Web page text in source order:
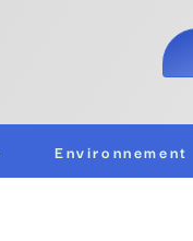
Environnement